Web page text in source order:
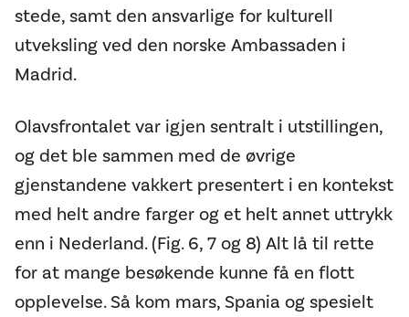
stede, samt den ansvarlige for kulturell
utveksling ved den norske Ambassaden i
Madrid.
Olavsfrontalet var igjen sentralt i utstillingen,
og det ble sammen med de øvrige
gjenstandene vakkert presentert i en kontekst
med helt andre farger og et helt annet uttrykk
enn i Nederland. (Fig. 6, 7 og 8) Alt lå til rette
for at mange besøkende kunne få en flott
opplevelse. Så kom mars, Spania og spesielt